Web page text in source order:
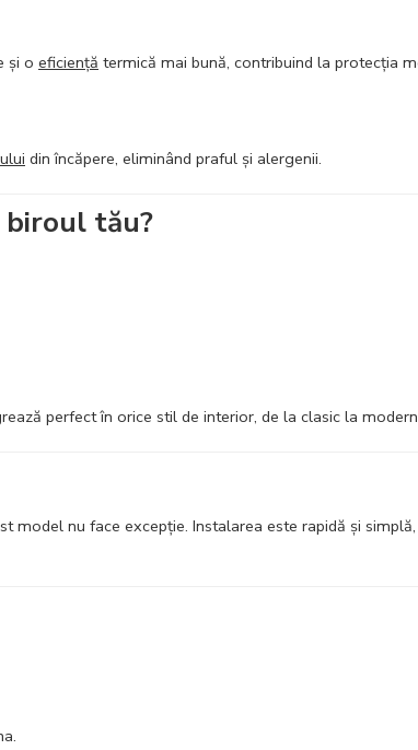
și o eficiență termică mai bună, contribuind la protecția
din încăpere, eliminând praful și alergenii.
biroul tău?
perfect în orice stil de interior, de la clasic la
model nu face excepție. Instalarea este rapidă și